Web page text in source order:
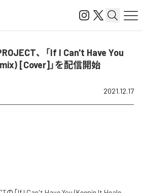
、「If I Can't Have You
[Cover]」を配信開始
2021.12.17